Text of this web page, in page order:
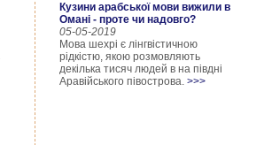
Кузини арабської мови вижили в
Омані - проте чи надовго?
05-05-2019
Мова шехрі є лінгвістичною
рідкістю, якою розмовляють
декілька тисяч людей в на півдні
Аравійського півострова.>>>